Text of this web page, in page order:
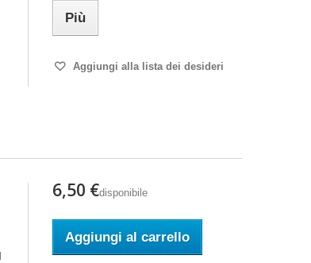
Più
Aggiungi alla lista dei desideri
6,50 €disponibile
Aggiungi al carrello